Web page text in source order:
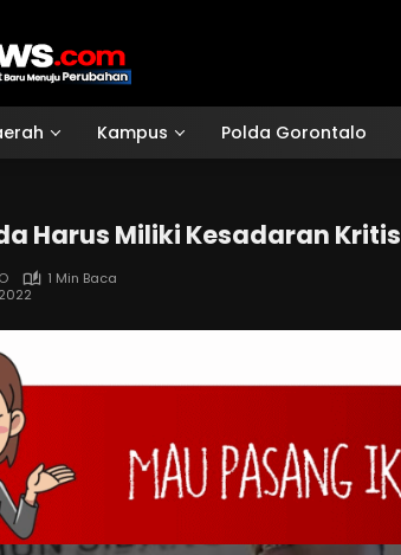
Kampus Polda Gorontalo
Harus Miliki Kesadaran Kritis
1 Min Baca